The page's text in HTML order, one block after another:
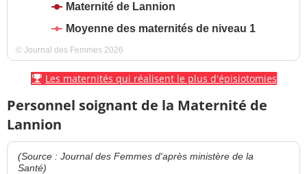
Maternité de Lannion
Moyenne des maternités de niveau 1
© Journal des Femmes 2026
Les maternités qui réalisent le plus d'épisiotomies
Personnel soignant de la Maternité de
Lannion
(Source : Journal des Femmes d'après ministère de la
Santé)